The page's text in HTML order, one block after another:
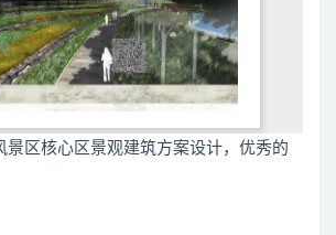
景区核心区景观建筑方案设计，优秀的